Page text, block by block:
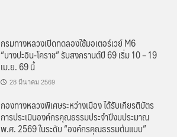
กรมทางหลวงเปิดทดลองใช้มอเตอร์เวย์ M6
“บางปะอิน-โคราช” รับสงกรานต์ปี 69 เริ่ม 10 – 19
เม.ย. 69 นี้
28 มีนาคม 2569
กองทางหลวงพิเศษระหว่างเมือง ได้รับเกียรติบัตร
การประเมินองค์กรคุณธรรมประจำปีงบประมาณ
พ.ศ. 2569 ในระดับ “องค์กรคุณธรรมต้นแบบ”